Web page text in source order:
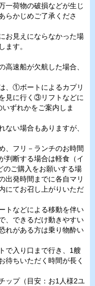
一荷物の破損などが生じ
らかじめご了承くださ
お見えにならなかった場
ます。
速船が欠航した場合、
、①ボートによるカプリ
見に行く③リフトなどに
ずれかをご案内しま
い場合もありますが、
、フリ－ランチのお時間
判断する場合は軽食（イ
のご購入をお願いする場
出発時間までに各自マリ
にてお召し上がりいただ
トなどによる移動を伴い
、できるだけ動きやすい
れがある方は乗り物酔い
で入り口まで行き、1艘
待ちいただく時間が長く
ップ（目安：お1人様2ユ